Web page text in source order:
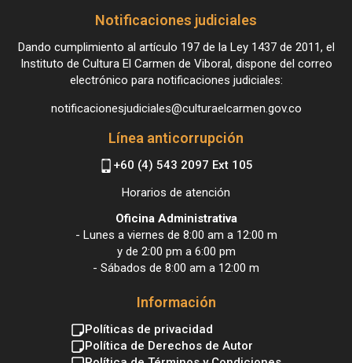
Notificaciones judiciales
Dando cumplimiento al artículo 197 de la Ley 1437 de 2011, el
Instituto de Cultura El Carmen de Viboral, dispone del correo
electrónico para notificaciones judiciales:
notificacionesjudiciales@culturaelcarmen.gov.co
Línea anticorrupción
+60 (4) 543 2097 Ext 105
Horarios de atención
Oficina Administrativa
- Lunes a viernes de 8:00 am a 12:00 m
y de 2:00 pm a 6:00 pm
- Sábados de 8:00 am a 12:00 m
Información
Políticas de privacidad
Política de Derechos de Autor